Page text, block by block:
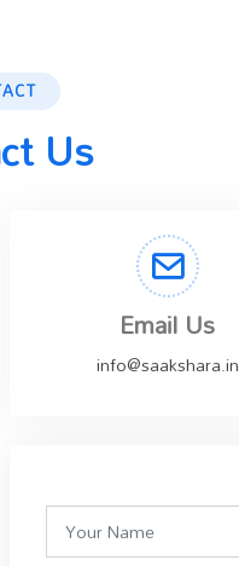
Us
Email Us
info@saakshara.in